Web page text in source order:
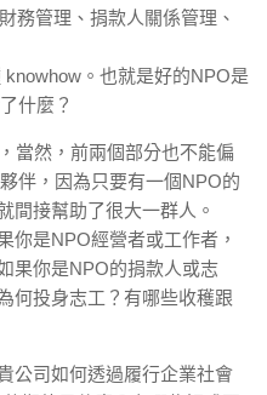
務管理、捐款人關係管理、
。也就是好的NPO是
什麼？
當然，前兩個部分也不能偏
伴，因為只要有一個NPO的
間接幫助了很大一群人。
你是NPO經營者或工作者，
果你是NPO的捐款人或志
何投身志工？有哪些收穫跟
公司如何透過履行企業社會